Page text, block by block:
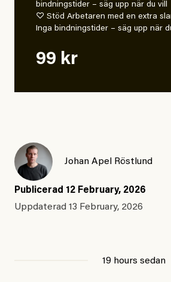
bindningstider – säg upp när du vill
♡ Stöd Arbetaren med en extra
Inga bindningstider – säg upp när
99 kr
Johan Apel Röstlund
Publicerad 12 February, 2026
Uppdaterad 13 February, 2026
19 hours sedan